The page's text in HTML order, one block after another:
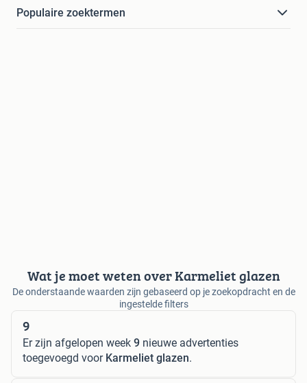
Populaire zoektermen
Wat je moet weten over Karmeliet glazen
De onderstaande waarden zijn gebaseerd op je zoekopdracht en de
ingestelde filters
9
Er zijn afgelopen week 9 nieuwe advertenties
toegevoegd voor Karmeliet glazen.